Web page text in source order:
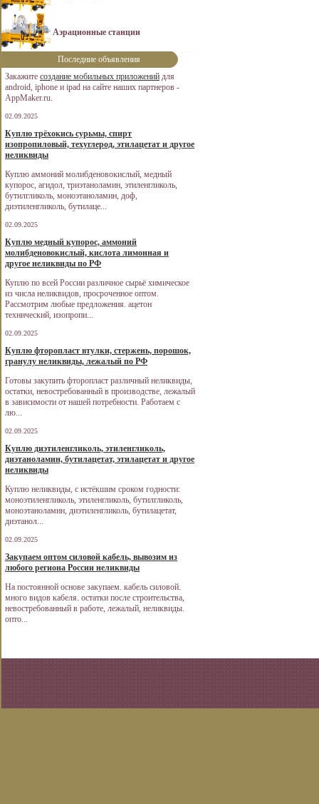
Аэрационные станции
Последние объявления
Закажите создание мобильных приложений для
android, iphone и ipad на сайте наших партнеров -
AppMaker.ru.
02.09.2025
Куплю трёхокись сурьмы, спирт
изопропиловый, техуглерод, этилацетат и другое
неликвиды
Куплю аммоний молибденовокислый, медный
купорос, агидол, триэтаноламин, этиленгликоль,
бутилгликоль, моноэтаноламин, доф,
диэтиленгликоль, бутилаце...
02.09.2025
Куплю медный купорос, аммоний
молибденовокислый, кислота лимонная и
другое неликвиды по РФ
Куплю по всей России различное сырьё химическое
из числа неликвидов, просроченное оптом.
Рассмотрим любые предложения. ацетон
технический, изопропи...
02.09.2025
Куплю фторопласт втулки, стержень, порошок,
гранулу неликвиды, лежалый по РФ
Готовы закупить фторопласт различный неликвиды,
остатки, невостребованный в производстве, лежалый
в зависимости от нашей потребности. Работаем с
лю...
02.09.2025
Куплю диэтиленгликоль, этиленгликоль,
диэтаноламин, бутилацетат, этилацетат и другое
неликвиды
Куплю неликвиды, с истёкшим сроком годности:
моноэтиленгликоль, этиленгликоль, бутилгликоль,
моноэтаноламин, диэтиленгликоль, бутилацетат,
диэтанол...
02.09.2025
Закупаем оптом силовой кабель, вывозим из
любого региона России неликвиды
На постоянной основе закупаем. кабель силовой.
много видов кабеля. остатки после строительства,
невостребованный в работе, лежалый, неликвиды.
опто...